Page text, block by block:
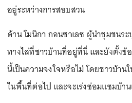
อยู่ระหว่างการสอบสวน
ด้าน โมนิกา กอนซาเลซ ผู้นำชุมชนร
ทางไล่ที่ชาวบ้านที่อยู่ที่นี่ และยังตั้งข้
นี้เป็นความจงใจหรือไม่ โดยชาวบ้า
ในพื้นที่ต่อไป และจะเร่งซ่อมแซมบ้า